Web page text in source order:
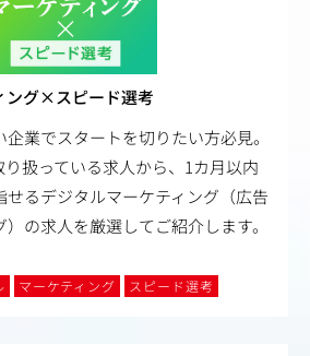
ング×スピード選考
業でスタートを切りたい方必見。
扱っている求人から、1カ月以内
せるデジタルマーケティング（広告
の求人を厳選してご紹介します。
マーケティング スピード選考